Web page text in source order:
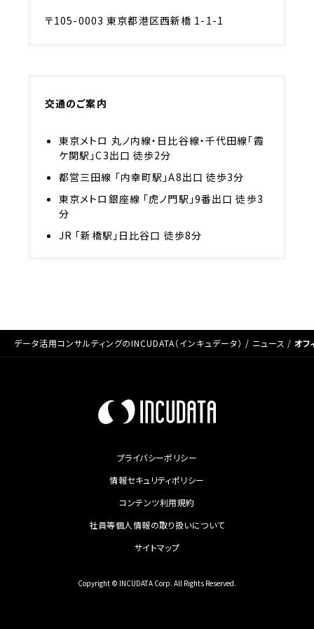
〒105-0003東京都港区西新橋 1-1-1
交通のご案内
東京メトロ 丸ノ内線・日比谷線・千代田線「霞
ケ関駅」C3出口 徒歩2分
都営三田線 「内幸町駅」A8出口 徒歩3分
東京メトロ銀座線 「虎ノ門駅」9番出口 徒歩3
分
JR 「新橋駅」日比谷口 徒歩8分
データ活用コンサルティングのINCUDATA（インキュデータ） / ニュース /オフ
プライバシーポリシー
情報セキュリティポリシー
コンテンツ利用規約
社員等個人情報の取り扱いについて
サイトマップ
Copyright © INCUDATA Corp. All Rights Reserved.